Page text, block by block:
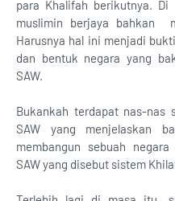
para Khalifah berikutnya.
muslimin berjaya bahkan
Harusnya hal ini menjadi
dan bentuk negara yang
SAW.
Bukankah terdapat nas-nas
SAW yang menjelaskan
membangun sebuah
SAW yang disebut sistem